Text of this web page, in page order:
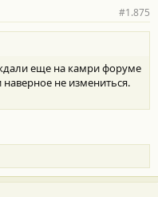
#1.875
еще на камри форуме
наверное не измениться.